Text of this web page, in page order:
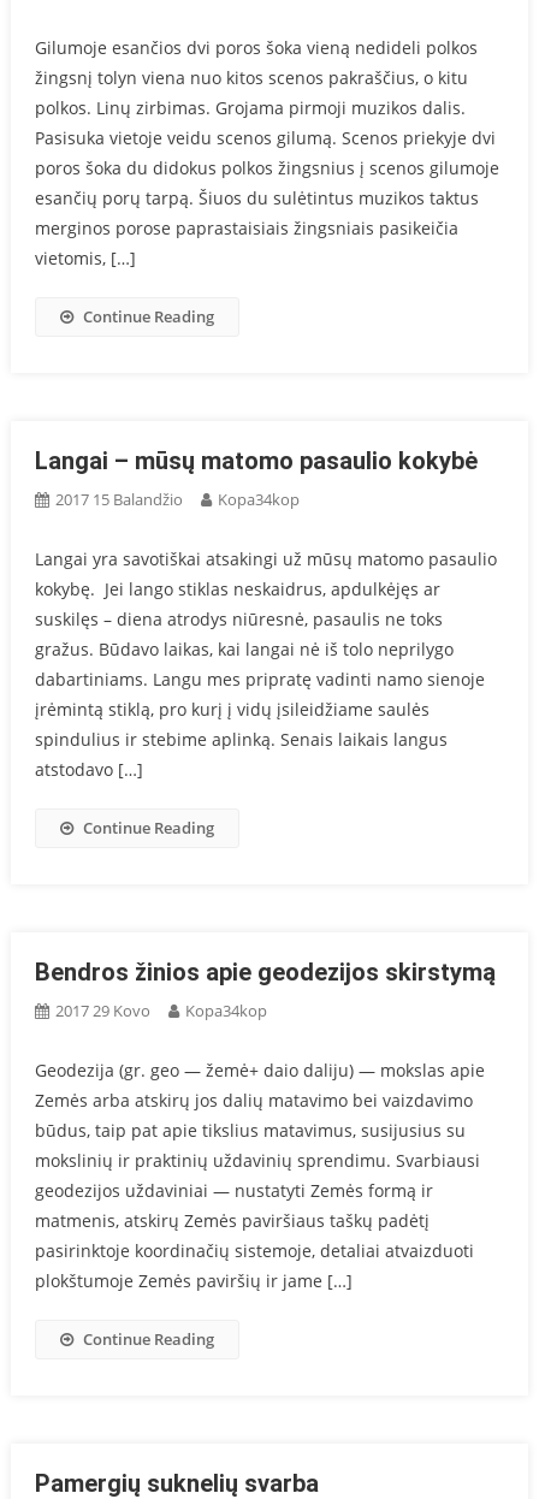
Gilumoje esančios dvi poros šoka vieną nedideli polkos
žingsnį tolyn viena nuo kitos scenos pakraščius, o kitu
polkos. Linų zirbimas. Grojama pirmoji muzikos dalis.
Pasisuka vietoje veidu scenos gilumą. Scenos priekyje dvi
poros šoka du didokus polkos žingsnius į scenos gilumoje
esančių porų tarpą. Šiuos du sulėtintus muzikos taktus
merginos porose paprastaisiais žingsniais pasikeičia
vietomis, […]
Continue Reading
Langai – mūsų matomo pasaulio kokybė
2017 15 Balandžio Kopa34kop
Langai yra savotiškai atsakingi už mūsų matomo pasaulio
kokybę. Jei lango stiklas neskaidrus, apdulkėjęs ar
suskilęs – diena atrodys niūresnė, pasaulis ne toks
gražus. Būdavo laikas, kai langai nė iš tolo neprilygo
dabartiniams. Langu mes pripratę vadinti namo sienoje
įrėmintą stiklą, pro kurį į vidų įsileidžiame saulės
spindulius ir stebime aplinką. Senais laikais langus
atstodavo […]
Continue Reading
Bendros žinios apie geodezijos skirstymą
2017 29 Kovo Kopa34kop
Geodezija (gr. geo — žemė+ daio daliju) — mokslas apie
Zemės arba atskirų jos dalių matavimo bei vaizdavimo
būdus, taip pat apie tikslius matavimus, susijusius su
mokslinių ir prak­tinių uždavinių sprendimu. Svarbiausi
geodezijos uždaviniai — nustatyti Zemės formą ir
matmenis, atskirų Zemės paviršiaus taškų padėtį
pasirinktoje ko­ordinačių sistemoje, detaliai atvaizduoti
plokštumoje Zemės pa­viršių ir jame […]
Continue Reading
Pamergių suknelių svarba